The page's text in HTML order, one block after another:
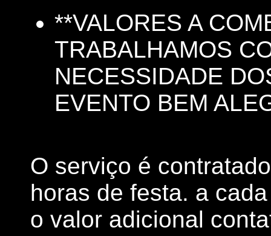
**VALORES A
TRABALHAMOS
NECESSIDADE
EVENTO BEM
O serviço é
horas de festa. a
o valor adicional